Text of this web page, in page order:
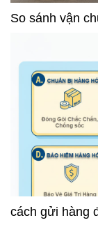
So sánh vận
cách gửi hàng